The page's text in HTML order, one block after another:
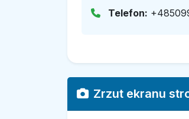
Telefon:
Zrzut ekranu